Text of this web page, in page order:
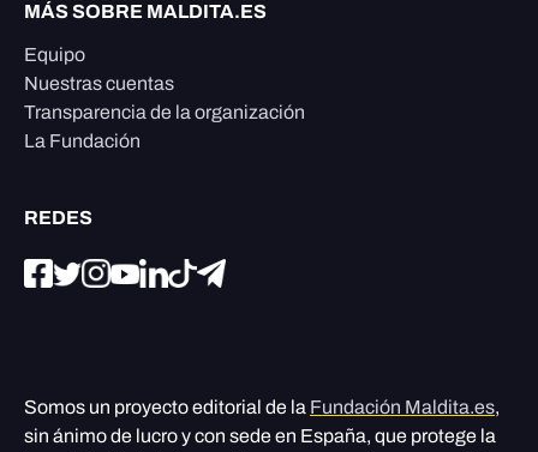
MÁS SOBRE MALDITA.ES
Equipo
Nuestras cuentas
Transparencia de la organización
La Fundación
REDES
Somos un proyecto editorial de la Fundación Maldita.es,
sin ánimo de lucro y con sede en España, que protege la